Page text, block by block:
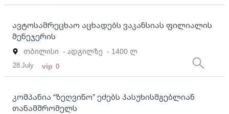
ავტოსამრეცხაო აცხადებს ვაკანსიას ფილიალის
მენეჯერის
თბილისი - ადგილზე - 1400 ლ
28 July vip 0
კომპანია “ზეღვინო” ეძებს პასუხისმგებლიან
თანამშრომელს